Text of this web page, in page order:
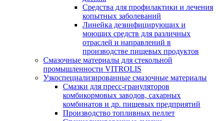
Средства для профилактики и лечения
копытных заболеваний
Линейка дезинфицирующих и
моющих средств для различных
отраслей и направлений в
производстве пищевых продуктов
Смазочные материалы для стекольной
промышленности VITROLIS
Узкоспециализированные смазочные материалы
Смазки для пресс-грануляторов
комбикормовых заводов, сахарных
комбинатов и др. пищевых предприятий
Производство топливных пеллет